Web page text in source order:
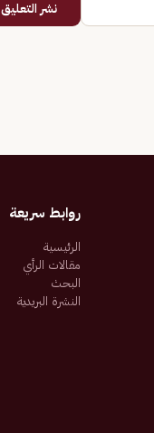
نشر التعليق
روابط سريعة
الرئيسية
مقالات الرأي
البحث
النشرة البريدية